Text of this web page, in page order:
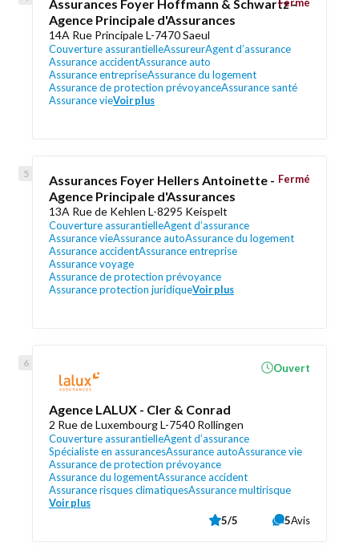
Assurances Foyer Hoffmann & Schwartz -
Agence Principale d'Assurances
14A Rue Principale L-7470 Saeul
Couverture assurantielleAssureurAgent d’assurance
Assurance accidentAssurance auto
Assurance entrepriseAssurance du logement
Assurance de protection prévoyanceAssurance santé
Assurance vieVoir plus
Assurances Foyer Hellers Antoinette -
Agence Principale d'Assurances
13A Rue de Kehlen L-8295 Keispelt
Couverture assurantielleAgent d’assurance
Assurance vieAssurance autoAssurance du logement
Assurance accidentAssurance entreprise
Assurance voyage
Assurance de protection prévoyance
Assurance protection juridiqueVoir plus
Fermé
Agence LALUX - Cler & Conrad
2 Rue de Luxembourg L-7540 Rollingen
Couverture assurantielleAgent d’assurance
Spécialiste en assurancesAssurance autoAssurance vie
Assurance de protection prévoyance
Assurance du logementAssurance accident
Assurance risques climatiquesAssurance multirisque
Voir plus
Ouvert
5/5 5Avis